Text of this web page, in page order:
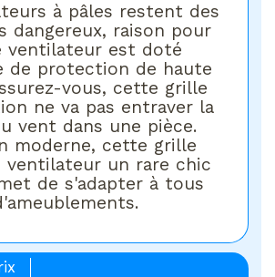
à pâles restent des
dangereux, raison pour
ventilateur est doté
de protection de haute
vous, cette grille
ne va pas entraver la
vent dans une pièce.
moderne, cette grille
ventilateur un rare chic
de s'adapter à tous